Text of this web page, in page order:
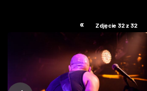
W RZESZOWIE
« Zdjęcie 32 z 32